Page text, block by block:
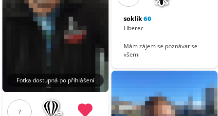
Fotka dostupná po přihlášení
?
soklik60
Liberec
Mám zájem se poznávat se
všemi